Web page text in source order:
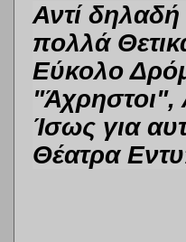
Αντί δηλαδή
πολλά
Εύκολο
"Άχρηστοι",
Ίσως για
Θέατρα